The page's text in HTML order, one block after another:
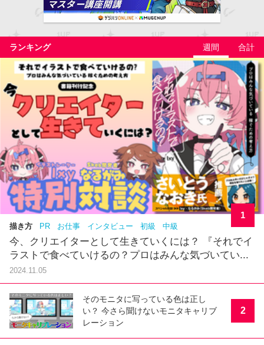
ランキング 週間 合計
描き方 PR お仕事 インタビュー 初級 中級
今、クリエイターとして生きていくには？ 『それでイ
ラストで食べていけるの？プロはみんな気づいてい...
2024.11.05
1
そのモニタに写っている色は正し
い？ 今さら聞けないモニタキャリブ
レーション
2